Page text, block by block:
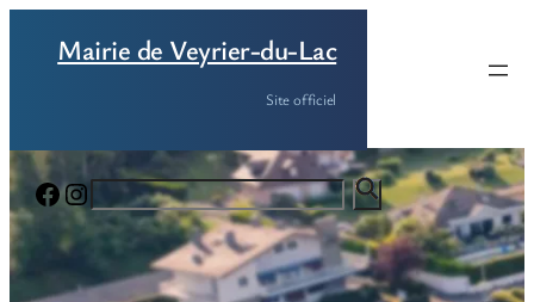
Mairie de Veyrier-du-Lac
Site officiel
Facebook Instagram